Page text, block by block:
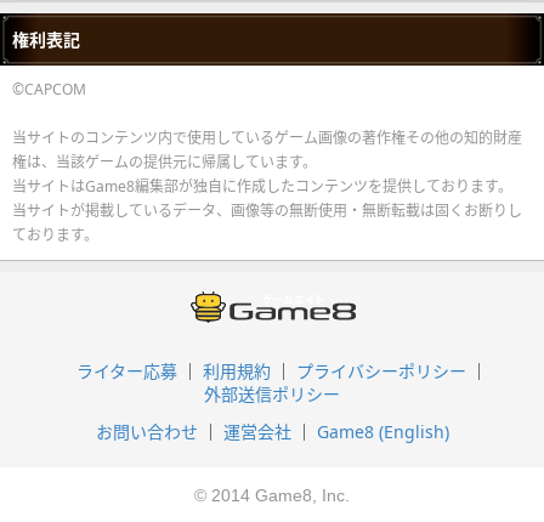
権利表記
©CAPCOM
当サイトのコンテンツ内で使用しているゲーム画像の著作権その他の知的財産
権は、当該ゲームの提供元に帰属しています。
当サイトはGame8編集部が独自に作成したコンテンツを提供しております。
当サイトが掲載しているデータ、画像等の無断使用・無断転載は固くお断りし
ております。
ライター応募 利用規約
プライバシーポリシー
外部送信ポリシー
お問い合わせ
運営会社 Game8 (English)
© 2014 Game8, Inc.